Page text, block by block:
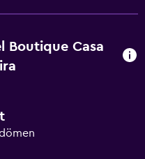
Boutique Casa